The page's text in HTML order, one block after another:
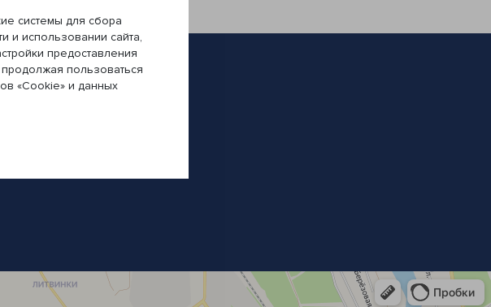
системы для сбора
и использовании сайта,
предоставления
пользоваться
«Cookie» и данных